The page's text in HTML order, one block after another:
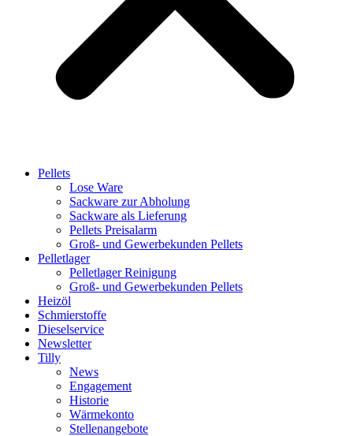
Pellets
Lose Ware
Sackware zur Abholung
Sackware als Lieferung
Pellets Preisalarm
Groß- und Gewerbekunden Pellets
Pelletlager
Pelletlager Reinigung
Groß- und Gewerbekunden Pellets
Heizöl
Schmierstoffe
Dieselservice
Newsletter
Tilly
News
Engagement
Historie
Wärmekonto
Stellenangebote